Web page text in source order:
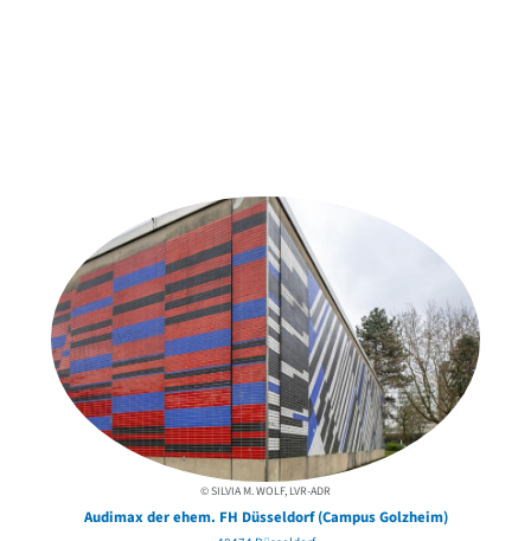
© SILVIA M. WOLF, LVR-ADR
Audimax der ehem. FH Düsseldorf (Campus Golzheim)